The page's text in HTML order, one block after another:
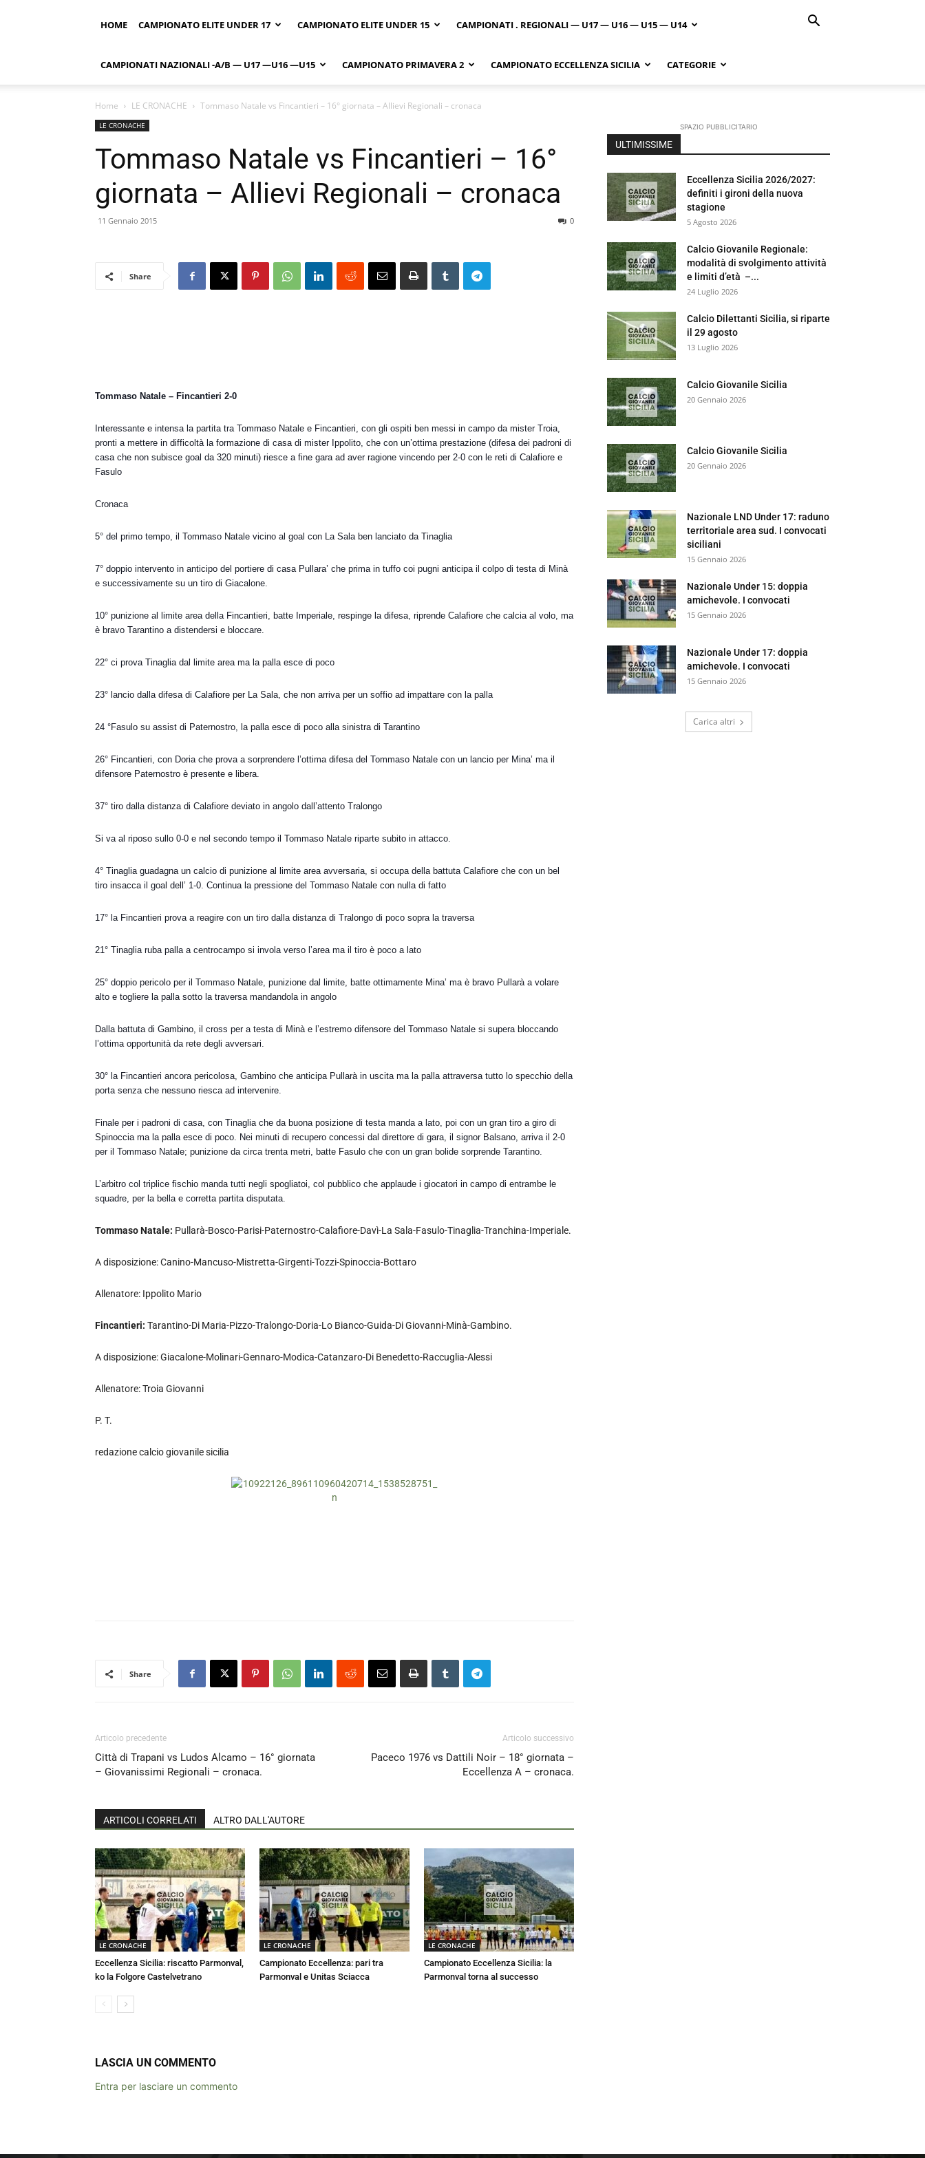
HOME CAMPIONATO ELITE UNDER 17 CAMPIONATO ELITE UNDER 15 CAMPIONATI . REGIONALI — U17 — U16 — U15 — U14
CAMPIONATI NAZIONALI -A/B — U17 —U16 —U15 CAMPIONATO PRIMAVERA 2 CAMPIONATO ECCELLENZA SICILIA CATEGORIE
Home LE CRONACHE Tommaso Natale vs Fincantieri – 16° giornata – Allievi Regionali – cronaca
LE CRONACHE
Tommaso Natale vs Fincantieri – 16°
giornata – Allievi Regionali – cronaca
11 Gennaio 2015 0
Share
Tommaso Natale – Fincantieri 2-0
Interessante e intensa la partita tra Tommaso Natale e Fincantieri, con gli ospiti ben messi in campo da mister Troia,
pronti a mettere in difficoltà la formazione di casa di mister Ippolito, che con un’ottima prestazione (difesa dei padroni di
casa che non subisce goal da 320 minuti) riesce a fine gara ad aver ragione vincendo per 2-0 con le reti di Calafiore e
Fasulo
Cronaca
5° del primo tempo, il Tommaso Natale vicino al goal con La Sala ben lanciato da Tinaglia
7° doppio intervento in anticipo del portiere di casa Pullara’ che prima in tuffo coi pugni anticipa il colpo di testa di Minà
e successivamente su un tiro di Giacalone.
10° punizione al limite area della Fincantieri, batte Imperiale, respinge la difesa, riprende Calafiore che calcia al volo, ma
è bravo Tarantino a distendersi e bloccare.
22° ci prova Tinaglia dal limite area ma la palla esce di poco
23° lancio dalla difesa di Calafiore per La Sala, che non arriva per un soffio ad impattare con la palla
24 °Fasulo su assist di Paternostro, la palla esce di poco alla sinistra di Tarantino
26° Fincantieri, con Doria che prova a sorprendere l’ottima difesa del Tommaso Natale con un lancio per Mina’ ma il
difensore Paternostro è presente e libera.
37° tiro dalla distanza di Calafiore deviato in angolo dall’attento Tralongo
Si va al riposo sullo 0-0 e nel secondo tempo il Tommaso Natale riparte subito in attacco.
4° Tinaglia guadagna un calcio di punizione al limite area avversaria, si occupa della battuta Calafiore che con un bel
tiro insacca il goal dell’ 1-0. Continua la pressione del Tommaso Natale con nulla di fatto
17° la Fincantieri prova a reagire con un tiro dalla distanza di Tralongo di poco sopra la traversa
21° Tinaglia ruba palla a centrocampo si invola verso l’area ma il tiro è poco a lato
25° doppio pericolo per il Tommaso Natale, punizione dal limite, batte ottimamente Mina’ ma è bravo Pullarà a volare
alto e togliere la palla sotto la traversa mandandola in angolo
Dalla battuta di Gambino, il cross per a testa di Minà e l’estremo difensore del Tommaso Natale si supera bloccando
l’ottima opportunità da rete degli avversari.
30° la Fincantieri ancora pericolosa, Gambino che anticipa Pullarà in uscita ma la palla attraversa tutto lo specchio della
porta senza che nessuno riesca ad intervenire.
Finale per i padroni di casa, con Tinaglia che da buona posizione di testa manda a lato, poi con un gran tiro a giro di
Spinoccia ma la palla esce di poco. Nei minuti di recupero concessi dal direttore di gara, il signor Balsano, arriva il 2-0
per il Tommaso Natale; punizione da circa trenta metri, batte Fasulo che con un gran bolide sorprende Tarantino.
L’arbitro col triplice fischio manda tutti negli spogliatoi, col pubblico che applaude i giocatori in campo di entrambe le
squadre, per la bella e corretta partita disputata.
Tommaso Natale: Pullarà-Bosco-Parisi-Paternostro-Calafiore-Davì-La Sala-Fasulo-Tinaglia-Tranchina-Imperiale.
A disposizione: Canino-Mancuso-Mistretta-Girgenti-Tozzi-Spinoccia-Bottaro
Allenatore: Ippolito Mario
Fincantieri: Tarantino-Di Maria-Pizzo-Tralongo-Doria-Lo Bianco-Guida-Di Giovanni-Minà-Gambino.
A disposizione: Giacalone-Molinari-Gennaro-Modica-Catanzaro-Di Benedetto-Raccuglia-Alessi
Allenatore: Troia Giovanni
P. T.
redazione calcio giovanile sicilia
Share
Articolo precedente
Città di Trapani vs Ludos Alcamo – 16° giornata
– Giovanissimi Regionali – cronaca.
Articolo successivo
Paceco 1976 vs Dattili Noir – 18° giornata –
Eccellenza A – cronaca.
ARTICOLI CORRELATI ALTRO DALL'AUTORE
LE CRONACHE
Eccellenza Sicilia: riscatto Parmonval,
ko la Folgore Castelvetrano
LE CRONACHE
Campionato Eccellenza: pari tra
Parmonval e Unitas Sciacca
LE CRONACHE
Campionato Eccellenza Sicilia: la
Parmonval torna al successo
LASCIA UN COMMENTO
Entra per lasciare un commento
SPAZIO PUBBLICITARIO
ULTIMISSIME
Eccellenza Sicilia 2026/2027:
definiti i gironi della nuova
stagione
5 Agosto 2026
Calcio Giovanile Regionale:
modalità di svolgimento attività
e limiti d’età –...
24 Luglio 2026
Calcio Dilettanti Sicilia, si riparte
il 29 agosto
13 Luglio 2026
Calcio Giovanile Sicilia
20 Gennaio 2026
Calcio Giovanile Sicilia
20 Gennaio 2026
Nazionale LND Under 17: raduno
territoriale area sud. I convocati
siciliani
15 Gennaio 2026
Nazionale Under 15: doppia
amichevole. I convocati
15 Gennaio 2026
Nazionale Under 17: doppia
amichevole. I convocati
15 Gennaio 2026
Carica altri